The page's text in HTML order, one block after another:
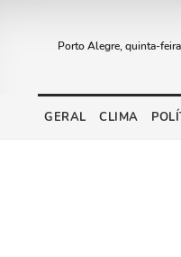
Porto Alegre, quinta-
GERAL CLIMA